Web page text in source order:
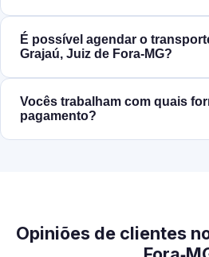
É possível agendar o
Grajaú, Juiz de Fora‑MG?
Vocês trabalham com quais
pagamento?
Opiniões de clientes